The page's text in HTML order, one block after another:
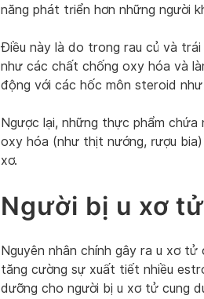
năng phát triển hơn những người
Điều này là do trong rau củ và
như các chất chống oxy hóa và
động với các hốc môn steroid
Ngược lại, những thực phẩm
oxy hóa (như thịt nướng, rượu
xơ.
Người bị u xơ
Nguyên nhân chính gây ra u xơ
tăng cường sự xuất tiết nhiều
dưỡng cho người bị u xơ tử cung